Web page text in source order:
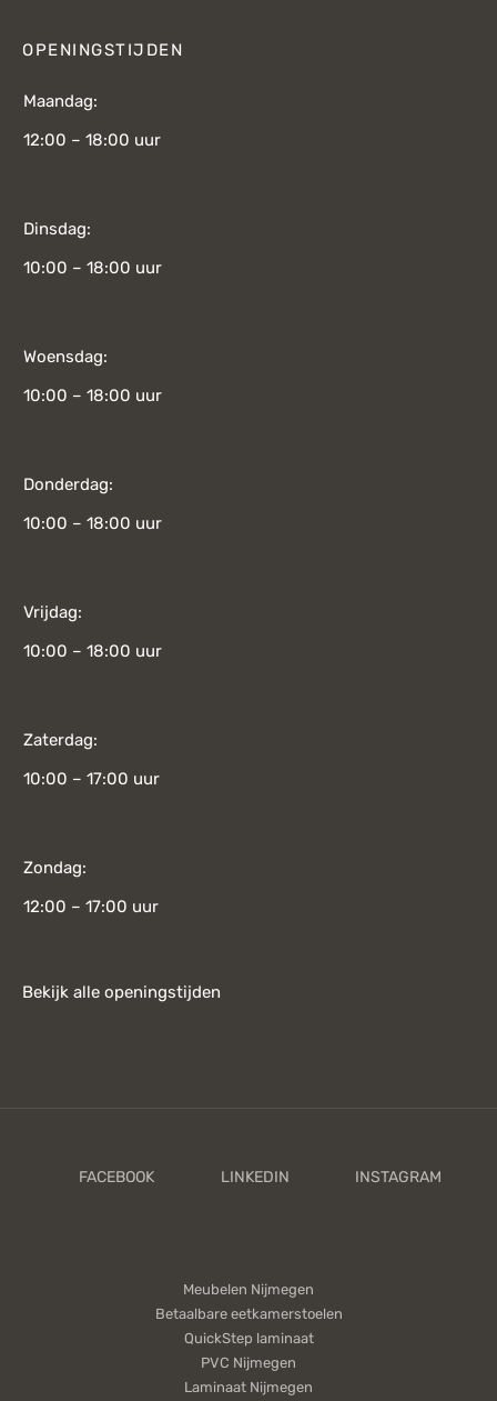
OPENINGSTIJDEN
Maandag:
12:00 – 18:00 uur
Dinsdag:
10:00 – 18:00 uur
Woensdag:
10:00 – 18:00 uur
Donderdag:
10:00 – 18:00 uur
Vrijdag:
10:00 – 18:00 uur
Zaterdag:
10:00 – 17:00 uur
Zondag:
12:00 – 17:00 uur
Bekijk alle openingstijden
Meubelen Nijmegen
Betaalbare eetkamerstoelen
QuickStep laminaat
PVC Nijmegen
Laminaat Nijmegen